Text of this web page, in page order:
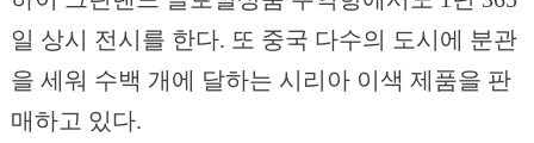
일 상시 전시를 한다. 또 중국 다수의 도시에 분관
을 세워 수백 개에 달하는 시리아 이색 제품을 판
매하고 있다.